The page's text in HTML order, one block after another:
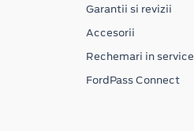
Garantii si revizii
Accesorii
Rechemari in service
FordPass Connect